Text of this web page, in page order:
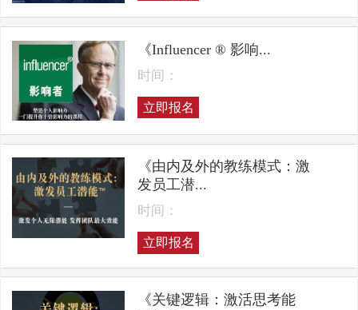
《Influencer ® 影响...
时间：
立即报名
《由内及外的教练模式：激
发员工潜...
时间：
立即报名
《关键逻辑：激活思考能